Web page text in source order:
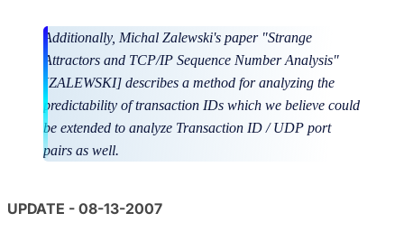
Additionally, Michal Zalewski's paper "Strange
Attractors and TCP/IP Sequence Number Analysis"
[ZALEWSKI] describes a method for analyzing the
predictability of transaction IDs which we believe could
be extended to analyze Transaction ID / UDP port
pairs as well.
UPDATE - 08-13-2007